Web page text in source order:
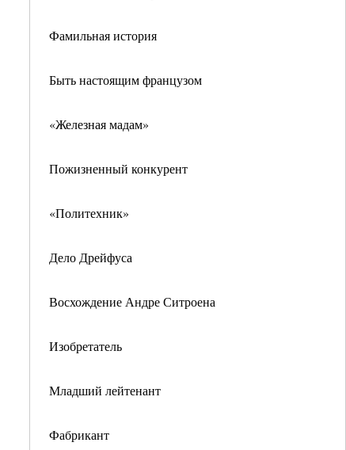
Фамильная история
Быть настоящим французом
«Железная мадам»
Пожизненный конкурент
«Политехник»
Дело Дрейфуса
Восхождение Андре Ситроена
Изобретатель
Младший лейтенант
Фабрикант